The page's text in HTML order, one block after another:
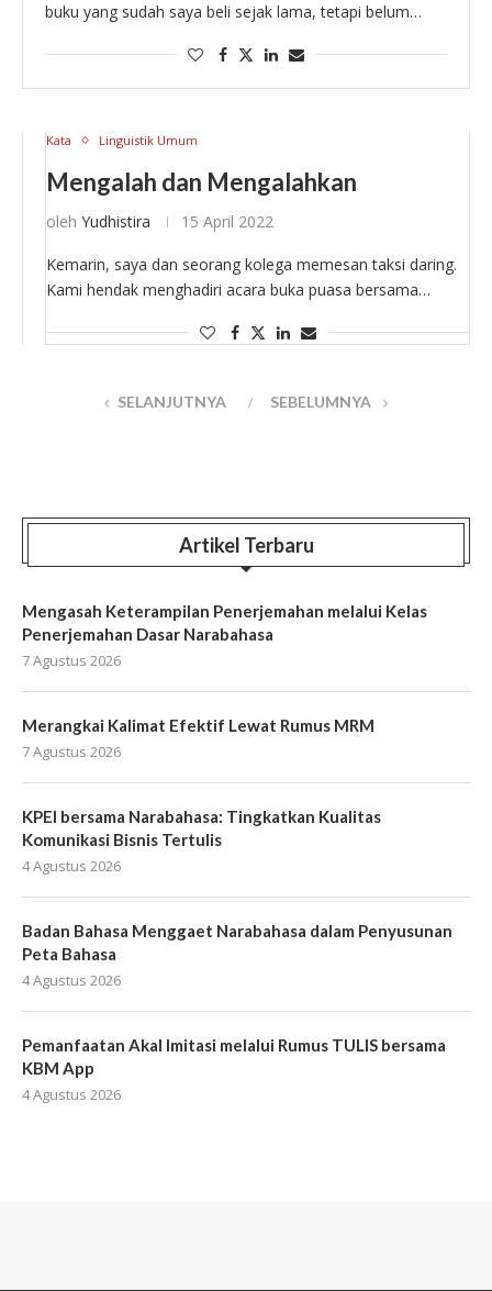
buku yang sudah saya beli sejak lama, tetapi belum
Kamus Istilah Sastra (1990) …
Kata Linguistik Umum
Mengalah dan Mengalahkan
oleh Yudhistira 15 April 2022
Kemarin, saya dan seorang kolega memesan taksi daring.
Kami hendak menghadiri acara buka puasa bersama
sedikit lama, sopir sampai di lobi. Pada pukul 17.30 …
SELANJUTNYA SEBELUMNYA
Artikel Terbaru
Mengasah Keterampilan Penerjemahan melalui Kelas
Penerjemahan Dasar Narabahasa
7 Agustus 2026
Merangkai Kalimat Efektif Lewat Rumus MRM
7 Agustus 2026
KPEI bersama Narabahasa: Tingkatkan Kualitas
Komunikasi Bisnis Tertulis
4 Agustus 2026
Badan Bahasa Menggaet Narabahasa dalam Penyusunan
Peta Bahasa
4 Agustus 2026
Pemanfaatan Akal Imitasi melalui Rumus TULIS bersama
KBM App
4 Agustus 2026